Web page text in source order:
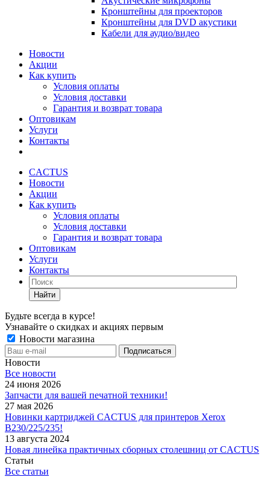
Кронштейны для проекторов
Кронштейны для DVD акустики
Кабели для аудио/видео
Новости
Акции
Как купить
Условия оплаты
Условия доставки
Гарантия и возврат товара
Оптовикам
Услуги
Контакты
CACTUS
Новости
Акции
Как купить
Условия оплаты
Условия доставки
Гарантия и возврат товара
Оптовикам
Услуги
Контакты
Найти
Будьте всегда в курсе!
Узнавайте о скидках и акциях первым
Новости магазина
Новости
Все новости
24 июня 2026
Запчасти для вашей печатной техники!
27 мая 2026
Новинки картриджей CACTUS для принтеров Xerox
B230/225/235!
13 августа 2024
Новая линейка практичных сборных столешниц от CACTUS
Статьи
Все статьи